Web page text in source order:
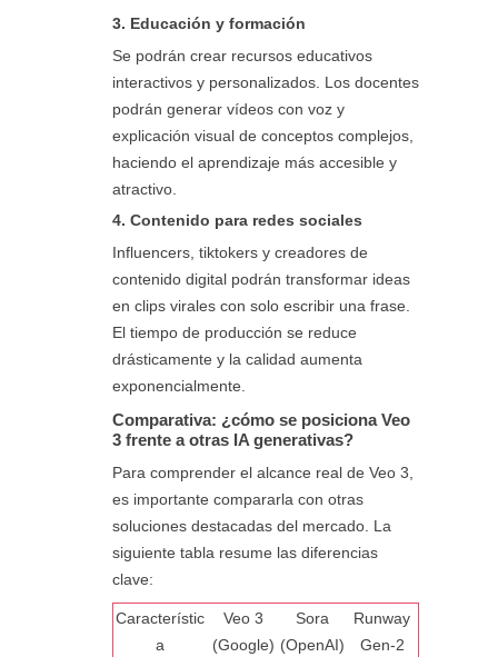
3. Educación y formación
Se podrán crear recursos educativos
interactivos y personalizados. Los docentes
podrán generar vídeos con voz y
explicación visual de conceptos complejos,
haciendo el aprendizaje más accesible y
atractivo.
4. Contenido para redes sociales
Influencers, tiktokers y creadores de
contenido digital podrán transformar ideas
en clips virales con solo escribir una frase.
El tiempo de producción se reduce
drásticamente y la calidad aumenta
exponencialmente.
Comparativa: ¿cómo se posiciona Veo
3 frente a otras IA generativas?
Para comprender el alcance real de Veo 3,
es importante compararla con otras
soluciones destacadas del mercado. La
siguiente tabla resume las diferencias
clave:
Característic
a
Veo 3
(Google)
Sora
(OpenAI)
Runway
Gen-2